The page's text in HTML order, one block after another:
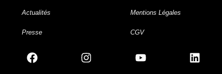
Actualités
Presse
Mentions Légales
CGV